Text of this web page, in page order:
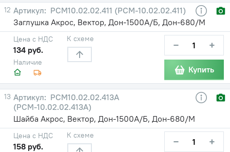
12
РСМ10.02.02.411 (РСМ-10.02.02.411)
Заглушка Акрос, Вектор, Дон-1500А/Б, Дон-680/М
Наличие
Цена с НДС
134 руб.
К схеме − +
Купить
13
РСМ10.02.02.413А
(РСМ-10.02.02.413А)
Шайба Акрос, Вектор, Дон-1500А/Б, Дон-680/М
Цена с НДС
158 руб.
К схеме − +